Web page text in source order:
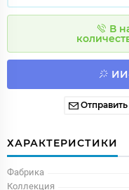
В
Отправить
ХАРАКТЕРИСТИКИ
Фабрика
Коллекция